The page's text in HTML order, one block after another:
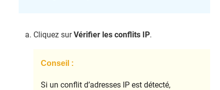
Cliquez surVérifier les conflits IP.
Conseil :
Si un conflit d’adresses IP est détecté,